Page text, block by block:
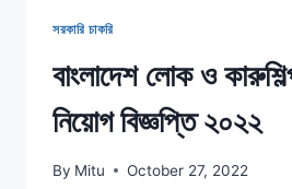
সরকারি চাকরি
বাংলাদেশ লোক ও
নিয়োগ বিজ্ঞপ্তি ২০২২
By Mitu October 27, 2022